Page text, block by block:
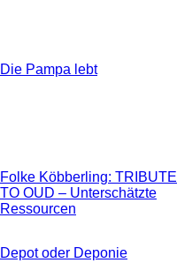
Die Pampa lebt
Folke Köbberling: TRIBUTE
TO OUD – Unterschätzte
Ressourcen
Depot oder Deponie